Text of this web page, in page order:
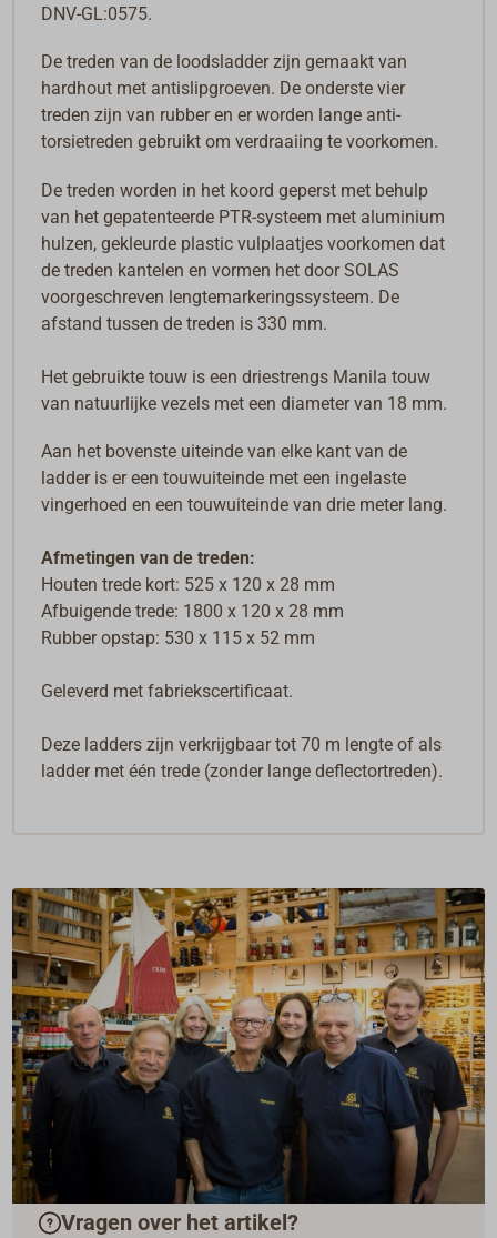
DNV-GL:0575.
De treden van de loodsladder zijn gemaakt van
hardhout met antislipgroeven. De onderste vier
treden zijn van rubber en er worden lange anti-
torsietreden gebruikt om verdraaiing te voorkomen.
De treden worden in het koord geperst met behulp
van het gepatenteerde PTR-systeem met aluminium
hulzen, gekleurde plastic vulplaatjes voorkomen dat
de treden kantelen en vormen het door SOLAS
voorgeschreven lengtemarkeringssysteem. De
afstand tussen de treden is 330 mm.
Het gebruikte touw is een driestrengs Manila touw
van natuurlijke vezels met een diameter van 18 mm.
Aan het bovenste uiteinde van elke kant van de
ladder is er een touwuiteinde met een ingelaste
vingerhoed en een touwuiteinde van drie meter lang.
Afmetingen van de treden:
Houten trede kort: 525 x 120 x 28 mm
Afbuigende trede: 1800 x 120 x 28 mm
Rubber opstap: 530 x 115 x 52 mm
Geleverd met fabriekscertificaat.
Deze ladders zijn verkrijgbaar tot 70 m lengte of als
ladder met één trede (zonder lange deflectortreden).
Vragen over het artikel?